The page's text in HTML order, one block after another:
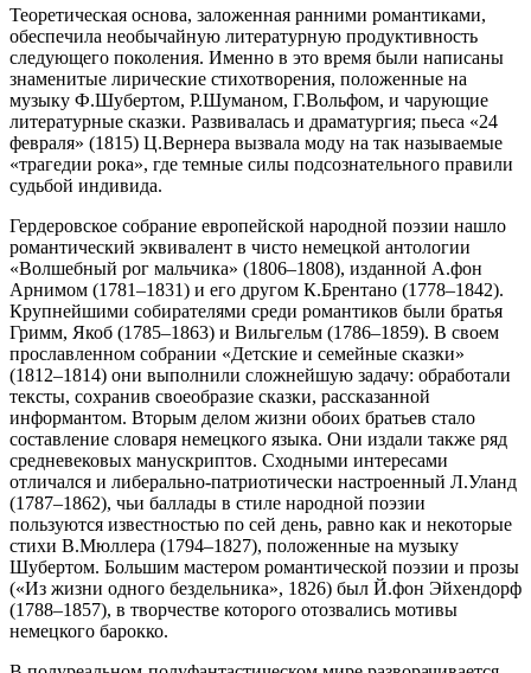
Теоретическая основа, заложенная ранними романтиками,
обеспечила необычайную литературную продуктивность
следующего поколения. Именно в это время были написаны
знаменитые лирические стихотворения, положенные на
музыку Ф.Шубертом, Р.Шуманом, Г.Вольфом, и чарующие
литературные сказки. Развивалась и драматургия; пьеса «24
февраля» (1815) Ц.Вернера вызвала моду на так называемые
«трагедии рока», где темные силы подсознательного правили
судьбой индивида.
Гердеровское собрание европейской народной поэзии нашло
романтический эквивалент в чисто немецкой антологии
«Волшебный рог мальчика» (1806–1808), изданной А.фон
Арнимом (1781–1831) и его другом К.Брентано (1778–1842).
Крупнейшими собирателями среди романтиков были братья
Гримм, Якоб (1785–1863) и Вильгельм (1786–1859). В своем
прославленном собрании «Детские и семейные сказки»
(1812–1814) они выполнили сложнейшую задачу: обработали
тексты, сохранив своеобразие сказки, рассказанной
информантом. Вторым делом жизни обоих братьев стало
составление словаря немецкого языка. Они издали также ряд
средневековых манускриптов. Сходными интересами
отличался и либерально-патриотически настроенный Л.Уланд
(1787–1862), чьи баллады в стиле народной поэзии
пользуются известностью по сей день, равно как и некоторые
стихи В.Мюллера (1794–1827), положенные на музыку
Шубертом. Большим мастером романтической поэзии и прозы
(«Из жизни одного бездельника», 1826) был Й.фон Эйхендорф
(1788–1857), в творчестве которого отозвались мотивы
немецкого барокко.